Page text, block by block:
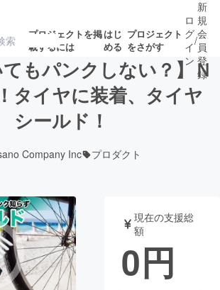
プロジェクトを掲
載するには
はじ
める
プロジェクト
をさがす
注目の新着プロ 募集終了が近いプ
ジー・ガジェット
映画 書籍・雑誌
ロ
グ
イ
ン
/
新
規
会
員
登
録
てもパンクしない？】Ｎ
タイヤに装着、タイヤ
シールド！
Company Inc プロダクト
現在の支援総
額
0円